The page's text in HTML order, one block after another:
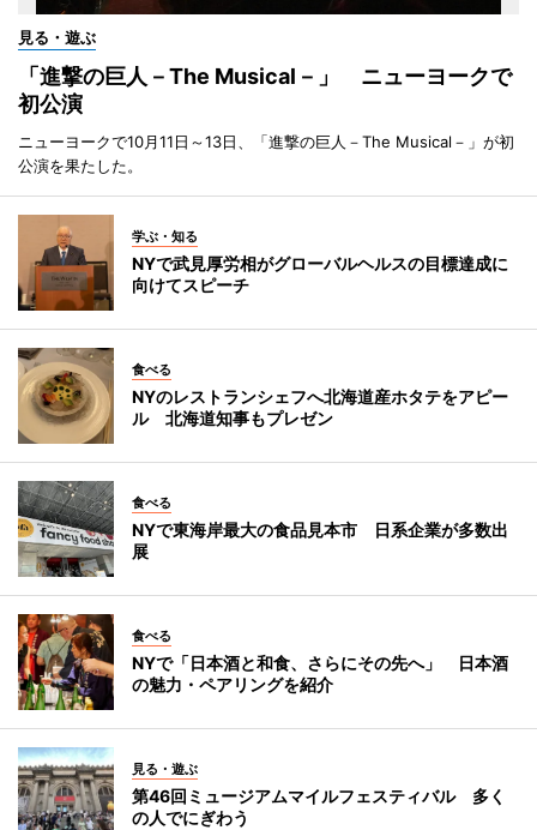
見る・遊ぶ
「進撃の巨人－The Musical－」 ニューヨークで
初公演
ニューヨークで10月11日～13日、「進撃の巨人－The Musical－」が初
公演を果たした。
学ぶ・知る
NYで武見厚労相がグローバルヘルスの目標達成に
向けてスピーチ
食べる
NYのレストランシェフへ北海道産ホタテをアピー
ル 北海道知事もプレゼン
食べる
NYで東海岸最大の食品見本市 日系企業が多数出
展
食べる
NYで「日本酒と和食、さらにその先へ」 日本酒
の魅力・ペアリングを紹介
見る・遊ぶ
第46回ミュージアムマイルフェスティバル 多く
の人でにぎわう